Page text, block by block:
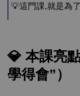
💡這門課,就是為
💎 本課亮
學得會”）